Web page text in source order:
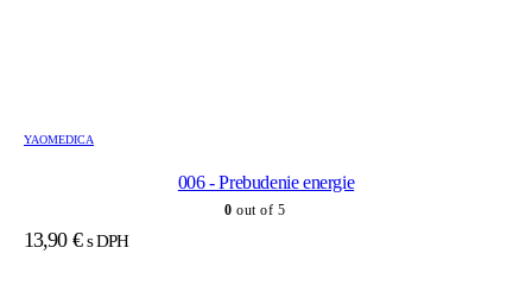
YAOMEDICA
006 - Prebudenie energie
0 out of 5
13,90 € s DPH